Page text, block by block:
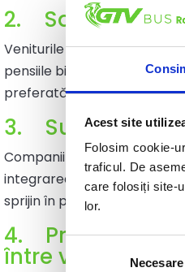
Acest site
Folosim cookie-
traficul. De
care folosiți site-
lor.
consimțământului
Necesare
2. Salarii
Veniturile atractive,
pensiile bine structurate și
preferată.
3. Susținerea
Companiile olandeze oferă
integrarea prin cursuri de
sprijin în procesul de
4. Programul
între viața